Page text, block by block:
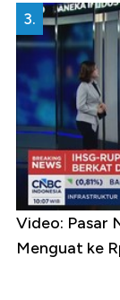
3.
Video: Pasar
Menguat ke